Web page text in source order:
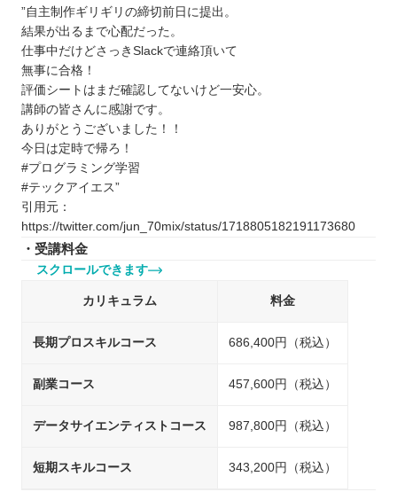
”自主制作ギリギリの締切前日に提出。
結果が出るまで心配だった。
仕事中だけどさっきSlackで連絡頂いて
無事に合格！
評価シートはまだ確認してないけど一安心。
講師の皆さんに感謝です。
ありがとうございました！！
今日は定時で帰ろ！
#プログラミング学習
#テックアイエス”
引用元：
https://twitter.com/jun_70mix/status/1718805182191173680
・受講料金
スクロールできます
カリキュラム 料金
長期プロスキルコース 686,400円（税込）
副業コース 457,600円（税込）
データサイエンティストコース 987,800円（税込）
短期スキルコース 343,200円（税込）